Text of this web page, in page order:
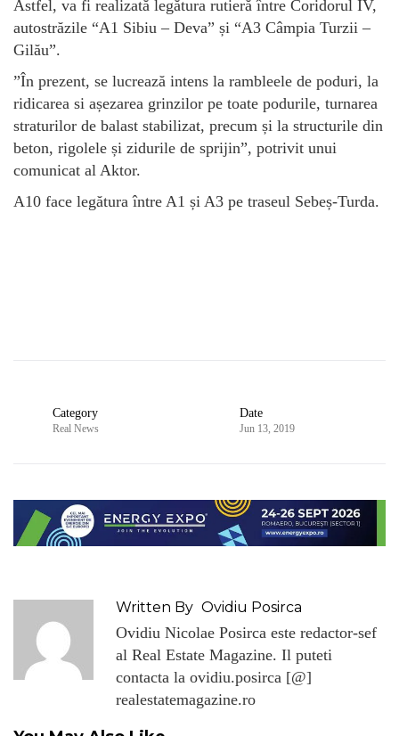
Astfel, va fi realizată legătura rutieră între Coridorul IV,
autostrăzile “A1 Sibiu – Deva” și “A3 Câmpia Turzii –
Gilău”.
”În prezent, se lucrează intens la rambleele de poduri, la
ridicarea si așezarea grinzilor pe toate podurile, turnarea
straturilor de balast stabilizat, precum și la structurile din
beton, rigolele și zidurile de sprijin”, potrivit unui
comunicat al Aktor.
A10 face legătura între A1 și A3 pe traseul Sebeș-Turda.
Category
Real News
Date
Jun 13, 2019
Written By Ovidiu Posirca
Ovidiu Nicolae Posirca este redactor-sef
al Real Estate Magazine. Il puteti
contacta la ovidiu.posirca [@]
realestatemagazine.ro